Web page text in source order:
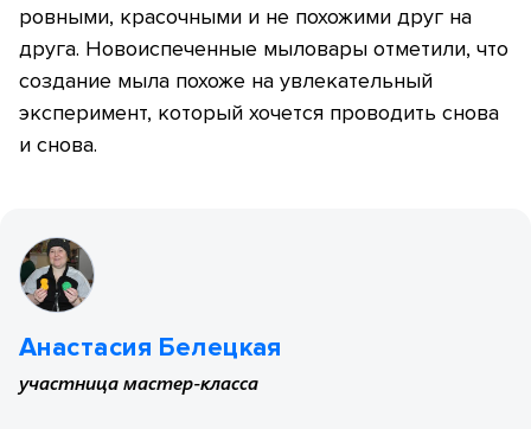
ровными, красочными и не похожими друг на
друга. Новоиспеченные мыловары отметили, что
создание мыла похоже на увлекательный
эксперимент, который хочется проводить снова
и снова.
Анастасия Белецкая
участница мастер-класса